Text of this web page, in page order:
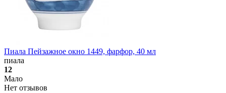
Пиала Пейзажное окно 1449, фарфор, 40 мл
пиала
12
Мало
Нет отзывов